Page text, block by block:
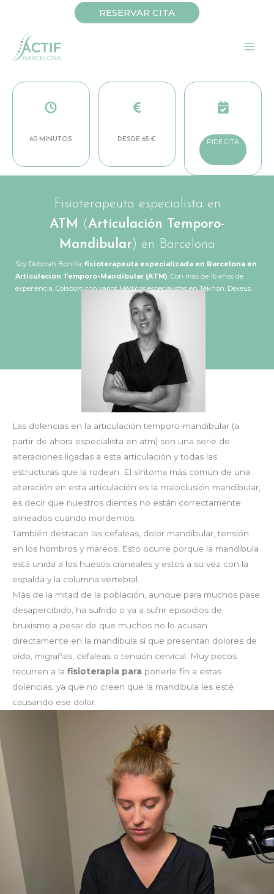
contenido
RESERVAR CITA
60 MINUTOS DESDE 65 € PIDE CITA
Fisioterapeuta especialista en
ATM (Articulación Temporo-
Mandibular) en Barcelona
Soy Deborah Bonilla, fisioterapeuta especializada en Barcelona en
Articulación Temporo-Mandibular (ATM) . Con más de 16 años de
experiencia. Colaboro con varios Médicos especialistas en Teknon, Dexeus…
Las dolencias en la articulación temporo-mandibular (a
partir de ahora especialista en atm) son una serie de
alteraciones ligadas a esta articulación y todas las
estructuras que la rodean. El síntoma más común de una
alteración en esta articulación es la maloclusión mandibular,
es decir que nuestros dientes no están correctamente
alineados cuando mordemos.
También destacan las cefaleas, dolor mandibular, tensión
en los hombros y mareos. Esto ocurre porque la mandíbula
está unida a los huesos craneales y estos a su vez con la
espalda y la columna vertebral.
Más de la mitad de la población, aunque para muchos pase
desapercibido, ha sufrido o va a sufrir episodios de
bruxismo a pesar de que muchos no lo acusan
directamente en la mandíbula sí que presentan dolores de
oído, migrañas, cefaleas o tensión cervical. Muy pocos
recurren a la fisioterapia para ponerle fin a estas
dolencias, ya que no creen que la mandíbula les esté
causando ese dolor.